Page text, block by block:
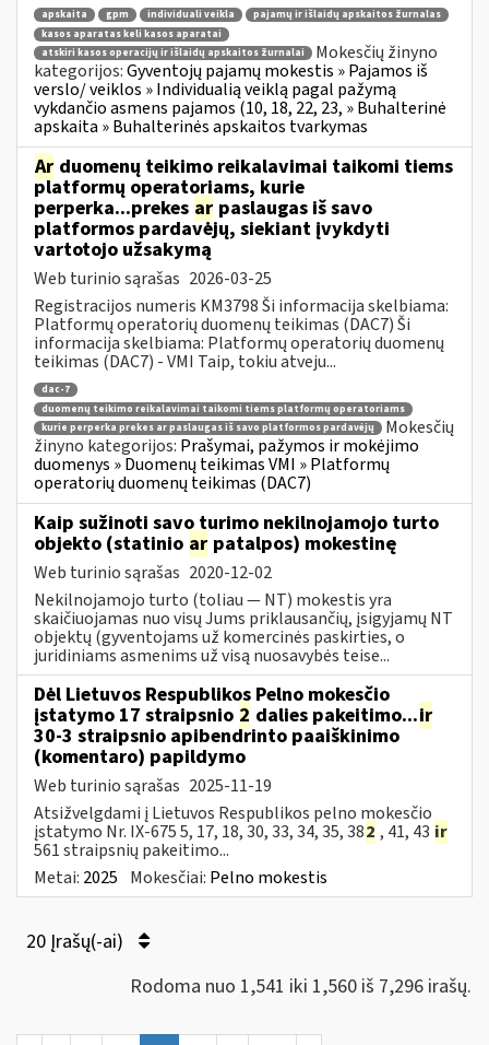
apskaita gpm individuali veikla
pajamų ir išlaidų apskaitos žurnalas
kasos aparatas keli kasos aparatai
atskiri kasos operacijų ir išlaidų apskaitos žurnalai
Mokesčių žinyno
kategorijos:Gyventojų pajamų mokestis » Pajamos iš
verslo/ veiklos » Individualią veiklą pagal pažymą
vykdančio asmens pajamos (10, 18, 22, 23, » Buhalterinė
apskaita » Buhalterinės apskaitos tvarkymas
Ar duomenų teikimo reikalavimai taikomi tiems
platformų operatoriams, kurie
perperka...prekes ar paslaugas iš savo
platformos pardavėjų, siekiant įvykdyti
vartotojo užsakymą
Web turinio sąrašas 2026-03-25
Registracijos numeris KM3798 Ši informacija skelbiama:
Platformų operatorių duomenų teikimas (DAC7) Ši
informacija skelbiama: Platformų operatorių duomenų
teikimas (DAC7) - VMI Taip, tokiu atveju...
dac-7
duomenų teikimo reikalavimai taikomi tiems platformų operatoriams
kurie perperka prekes ar paslaugas iš savo platformos pardavėjų
Mokesčių
žinyno kategorijos: Prašymai, pažymos ir mokėjimo
duomenys » Duomenų teikimas VMI » Platformų
operatorių duomenų teikimas (DAC7)
Kaip sužinoti savo turimo nekilnojamojo turto
objekto (statinio ar patalpos) mokestinę
Web turinio sąrašas 2020-12-02
Nekilnojamojo turto (toliau ― NT) mokestis yra
skaičiuojamas nuo visų Jums priklausančių, įsigyjamų NT
objektų (gyventojams už komercinės paskirties, o
juridiniams asmenims už visą nuosavybės teise...
Dėl Lietuvos Respublikos Pelno mokesčio
įstatymo 17 straipsnio 2 dalies pakeitimo...ir
30-3 straipsnio apibendrinto paaiškinimo
(komentaro) papildymo
Web turinio sąrašas 2025-11-19
Atsižvelgdami į Lietuvos Respublikos pelno mokesčio
įstatymo Nr. IX-675 5, 17, 18, 30, 33, 34, 35, 382 , 41, 43 ir
561 straipsnių pakeitimo...
Metai: 2025 Mokesčiai: Pelno mokestis
20 Įrašų(-ai)
Rodoma nuo 1,541 iki 1,560 iš 7,296 irašų.